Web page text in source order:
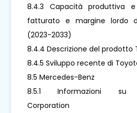
8.4.3 Capacità produttiva
fatturato e margine lordo
(2023-2033)
8.4.4 Descrizione del prodotto
8.4.5 Sviluppo recente di
8.5 Mercedes-Benz
8.5.1 Informazioni su
Corporation